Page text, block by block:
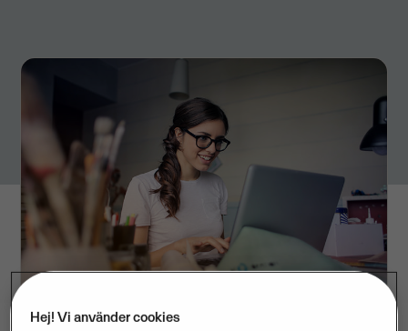
Hej! Vi använder cookies